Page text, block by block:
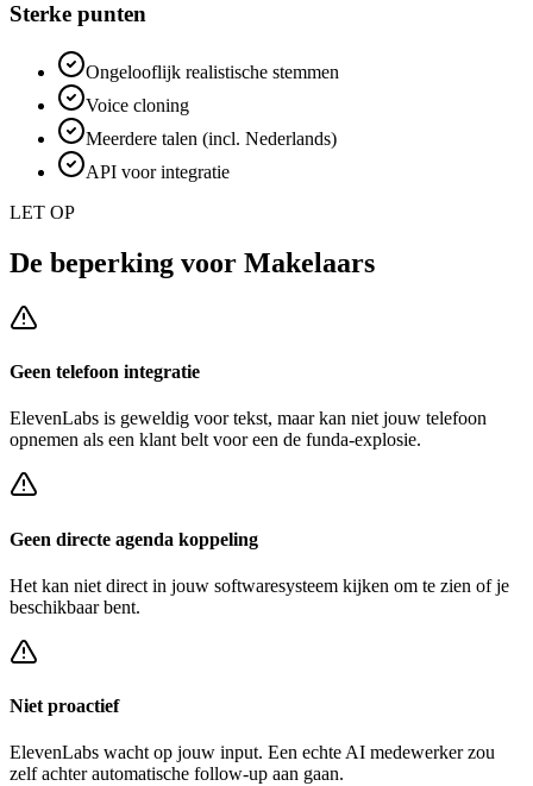
Sterke punten
Ongelooflijk realistische stemmen
Voice cloning
Meerdere talen (incl. Nederlands)
API voor integratie
LET OP
De beperking voor Makelaars
Geen telefoon integratie
ElevenLabs is geweldig voor tekst, maar kan niet jouw telefoon
opnemen als een klant belt voor een de funda-explosie.
Geen directe agenda koppeling
Het kan niet direct in jouw softwaresysteem kijken om te zien of je
beschikbaar bent.
Niet proactief
ElevenLabs wacht op jouw input. Een echte AI medewerker zou
zelf achterautomatische follow-up aan gaan.